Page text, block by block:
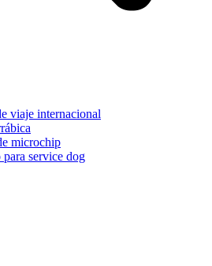
viaje internacional
microchip
service dog